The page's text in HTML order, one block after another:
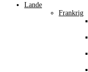
Lande
Frankrig